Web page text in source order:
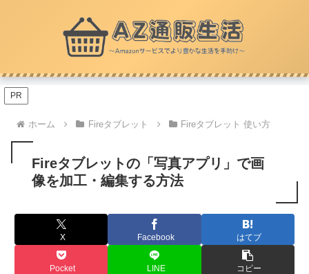
PR
ホーム Fireタブレット Fireタブレット 使い方
Fireタブレットの「写真アプリ」で画
像を加工・編集する方法
X Facebook はてブ
Pocket LINE コピー